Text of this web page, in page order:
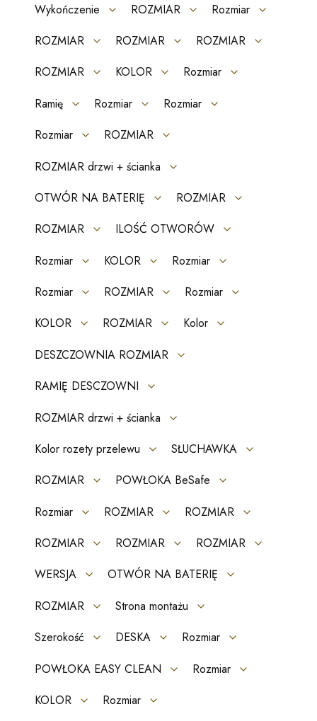
Wykończenie
ROZMIAR
Rozmiar
ROZMIAR
ROZMIAR
ROZMIAR
ROZMIAR
KOLOR
Rozmiar
Ramię
Rozmiar
Rozmiar
Rozmiar
ROZMIAR
ROZMIAR drzwi + ścianka
OTWÓR NA BATERIĘ
ROZMIAR
ROZMIAR
ILOŚĆ OTWORÓW
Rozmiar
KOLOR
Rozmiar
Rozmiar
ROZMIAR
Rozmiar
KOLOR
ROZMIAR
Kolor
DESZCZOWNIA ROZMIAR
RAMIĘ DESCZOWNI
ROZMIAR drzwi + ścianka
Kolor rozety przelewu
SŁUCHAWKA
ROZMIAR
POWŁOKA BeSafe
Rozmiar
ROZMIAR
ROZMIAR
ROZMIAR
ROZMIAR
ROZMIAR
WERSJA
OTWÓR NA BATERIĘ
ROZMIAR
Strona montażu
Szerokość
DESKA
Rozmiar
POWŁOKA EASY CLEAN
Rozmiar
KOLOR
Rozmiar